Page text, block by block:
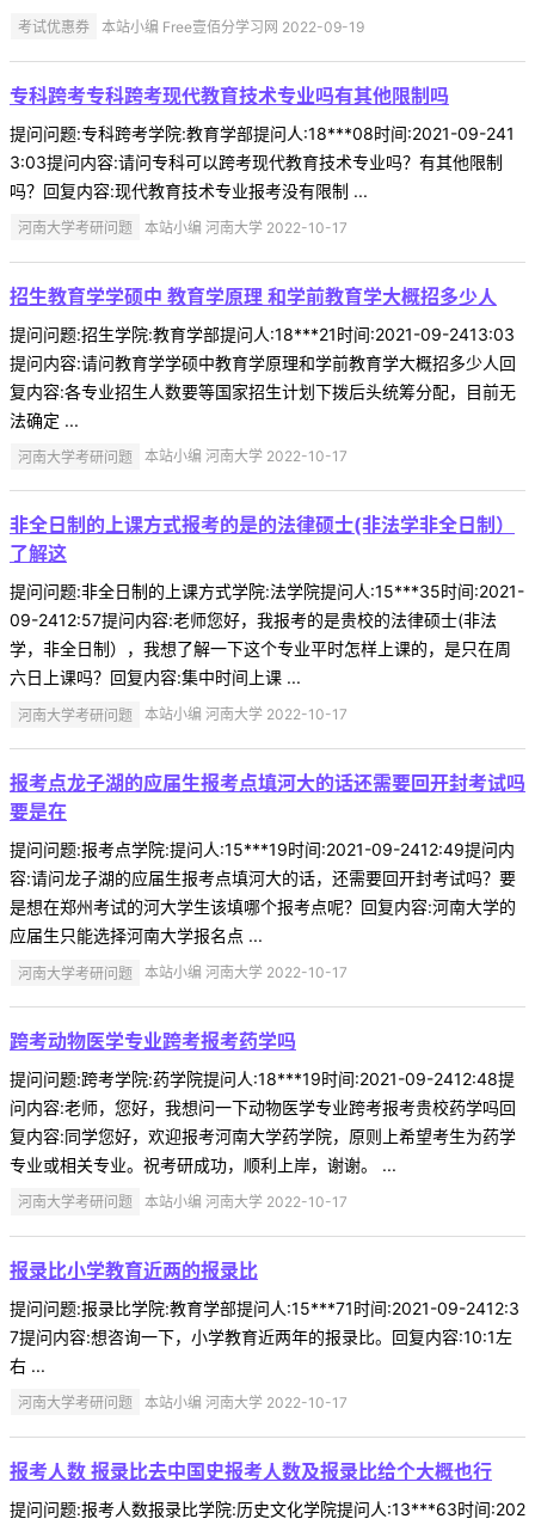
考试优惠券 本站小编 Free壹佰分学习网 2022-09-19
专科跨考专科跨考现代教育技术专业吗有其他限制吗
提问问题:专科跨考学院:教育学部提问人:18***08时间:2021-09-241
3:03提问内容:请问专科可以跨考现代教育技术专业吗？有其他限制
吗？回复内容:现代教育技术专业报考没有限制 ...
河南大学考研问题 本站小编 河南大学 2022-10-17
招生教育学学硕中 教育学原理 和学前教育学大概招多少人
提问问题:招生学院:教育学部提问人:18***21时间:2021-09-2413:03
提问内容:请问教育学学硕中教育学原理和学前教育学大概招多少人回
复内容:各专业招生人数要等国家招生计划下拨后头统筹分配，目前无
法确定 ...
河南大学考研问题 本站小编 河南大学 2022-10-17
非全日制的上课方式报考的是的法律硕士(非法学非全日制）
了解这
提问问题:非全日制的上课方式学院:法学院提问人:15***35时间:2021-
09-2412:57提问内容:老师您好，我报考的是贵校的法律硕士(非法
学，非全日制），我想了解一下这个专业平时怎样上课的，是只在周
六日上课吗？回复内容:集中时间上课 ...
河南大学考研问题 本站小编 河南大学 2022-10-17
报考点龙子湖的应届生报考点填河大的话还需要回开封考试吗
要是在
提问问题:报考点学院:提问人:15***19时间:2021-09-2412:49提问内
容:请问龙子湖的应届生报考点填河大的话，还需要回开封考试吗？要
是想在郑州考试的河大学生该填哪个报考点呢？回复内容:河南大学的
应届生只能选择河南大学报名点 ...
河南大学考研问题 本站小编 河南大学 2022-10-17
跨考动物医学专业跨考报考药学吗
提问问题:跨考学院:药学院提问人:18***19时间:2021-09-2412:48提
问内容:老师，您好，我想问一下动物医学专业跨考报考贵校药学吗回
复内容:同学您好，欢迎报考河南大学药学院，原则上希望考生为药学
专业或相关专业。祝考研成功，顺利上岸，谢谢。 ...
河南大学考研问题 本站小编 河南大学 2022-10-17
报录比小学教育近两的报录比
提问问题:报录比学院:教育学部提问人:15***71时间:2021-09-2412:3
7提问内容:想咨询一下，小学教育近两年的报录比。回复内容:10:1左
右 ...
河南大学考研问题 本站小编 河南大学 2022-10-17
报考人数 报录比去中国史报考人数及报录比给个大概也行
提问问题:报考人数报录比学院:历史文化学院提问人:13***63时间:202